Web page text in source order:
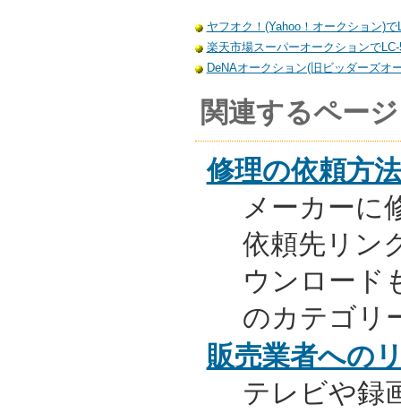
ヤフオク！(Yahoo！オークション)
楽天市場スーパーオークションで
DeNAオークション(旧ビッダーズオ
関連するページ
修理の依頼方法
メーカーに
依頼先リン
ウンロード
のカテゴリ
販売業者への
テレビや録